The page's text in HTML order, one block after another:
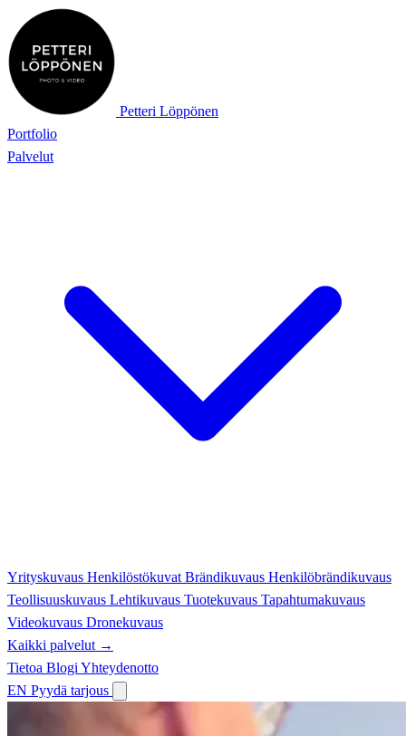
Petteri Löppönen
Portfolio
Palvelut
Yrityskuvaus Henkilöstökuvat Brändikuvaus Henkilöbrändikuvaus
Teollisuuskuvaus Lehtikuvaus Tuotekuvaus Tapahtumakuvaus
Videokuvaus Dronekuvaus
Kaikki palvelut →
Tietoa Blogi Yhteydenotto
EN Pyydä tarjous